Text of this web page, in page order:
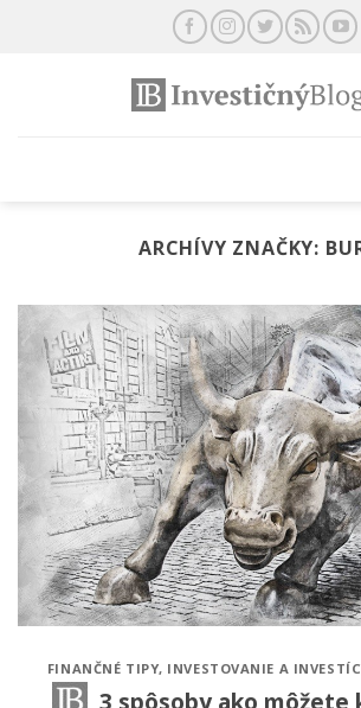
ARCHÍVY ZNAČKY:
FINANČNÉ TIPY, INVESTOVANIE A
3 spôsoby ako môžete